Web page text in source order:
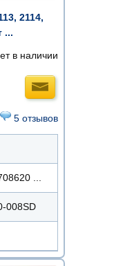
2114,
...
в наличии
5 отзывов
...
008SD